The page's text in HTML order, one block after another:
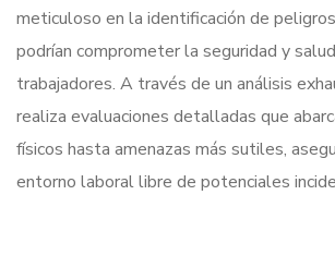
meticuloso en la identificación de
podrían comprometer la seguridad y
trabajadores. A través de un análisis
realiza evaluaciones detalladas que
físicos hasta amenazas más sutiles,
entorno laboral libre de potenciales